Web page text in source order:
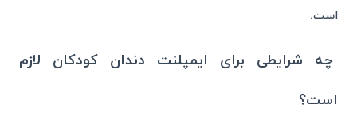
است.
چه شرایطی برای ایمپلنت دندان کودکان لازم
است؟